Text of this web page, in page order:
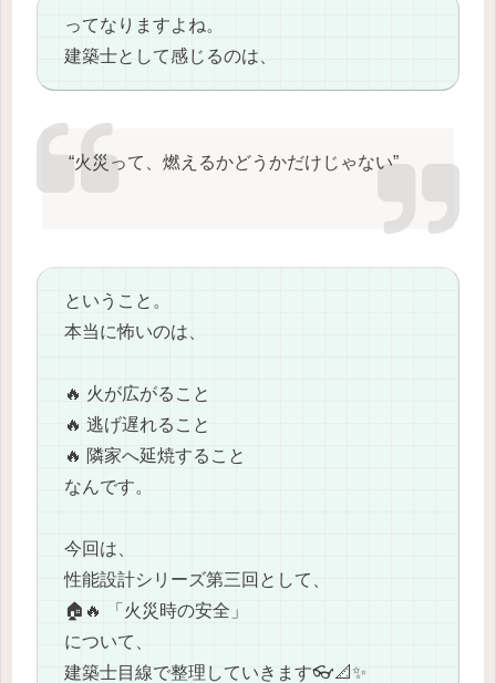
ってなりますよね。
建築士として感じるのは、
“火災って、燃えるかどうかだけじゃない”
ということ。
本当に怖いのは、
🔥 火が広がること
🔥 逃げ遅れること
🔥 隣家へ延焼すること
なんです。
今回は、
性能設計シリーズ第三回として、
🏠🔥 「火災時の安全」
について、
建築士目線で整理していきます👓📐✨